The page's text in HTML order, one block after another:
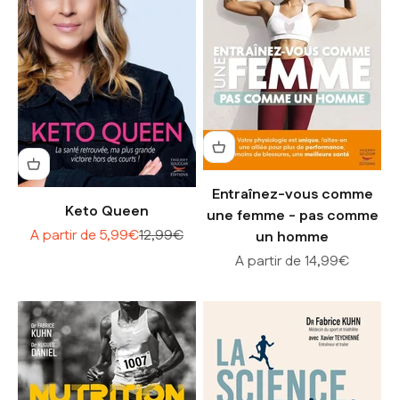
Keto Queen
Prix de vente
A partir de 5,99€Prix normal
12,99€
Entraînez-vous comme
une femme - pas comme
un homme
Prix de vente
A partir de 14,99€